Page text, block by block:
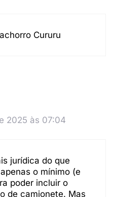
Cururu
2025 às 07:04
jurídica do que
o mínimo (e
poder incluir o
de camionete. Mas